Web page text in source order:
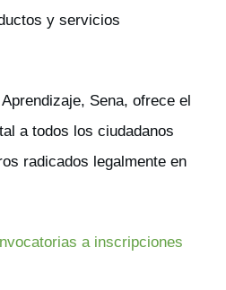
y servicios
Sena, ofrece el
a todos los ciudadanos
radicados legalmente en
a inscripciones